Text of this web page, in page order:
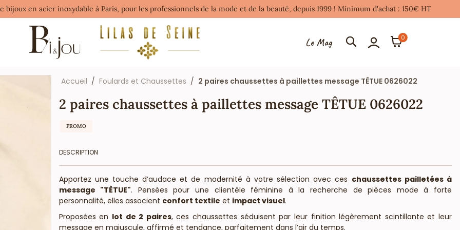
en acier inoxydable à Paris, pour les professionnels de la mode et de la beauté, depuis 1999 ! Minimum d'achat : 150€ HT
Le Mag 0
Accueil Foulards et Chaussettes 2 paires chaussettes à paillettes message TÊTUE 0626022
2 paires chaussettes à paillettes message TÊTUE 0626022
PROMO
DESCRIPTION
Apportez une touche d’audace et de modernité à votre sélection avec ces chaussettes pailletées à
message "TÊTUE". Pensées pour une clientèle féminine à la recherche de pièces mode à forte
personnalité, elles associent confort textile et impact visuel.
Proposées en lot de 2 paires, ces chaussettes séduisent par leur finition légèrement scintillante et leur
message en majuscule, affirmé et tendance, parfaitement dans l’air du temps.